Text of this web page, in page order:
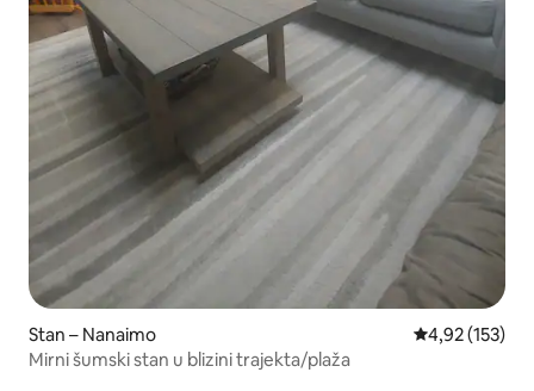
Stan – Nanaimo Prosječna
4,92 (153)
Mirni šumski stan u blizini trajekta/plaža